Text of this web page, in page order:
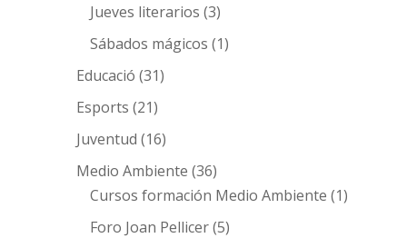
Jueves literarios (3)
Sábados mágicos (1)
Educació (31)
Esports (21)
Juventud (16)
Medio Ambiente (36)
Cursos formación Medio Ambiente (1)
Foro Joan Pellicer(5)